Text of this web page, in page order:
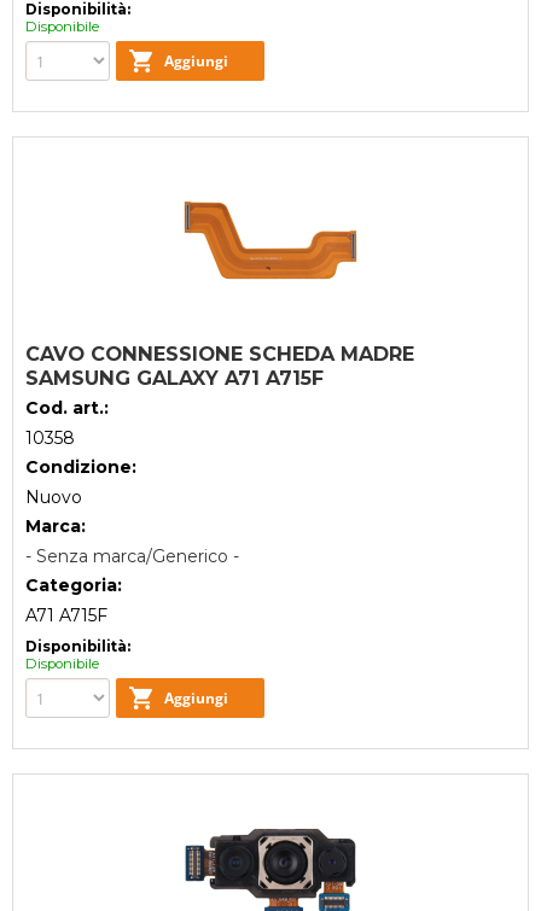
Disponibilità:
Disponibile
CAVO CONNESSIONE SCHEDA MADRE
SAMSUNG GALAXY A71 A715F
Cod. art.:
10358
Condizione:
Nuovo
Marca:
- Senza marca/Generico -
Categoria:
A71 A715F
Disponibilità:
Disponibile